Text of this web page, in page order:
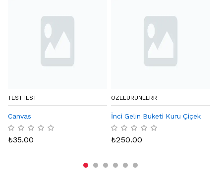
TESTTEST
Canvas
₺35.00
OZELURUNLERR
İnci Gelin Buketi Kuru Çiçek
₺250.00